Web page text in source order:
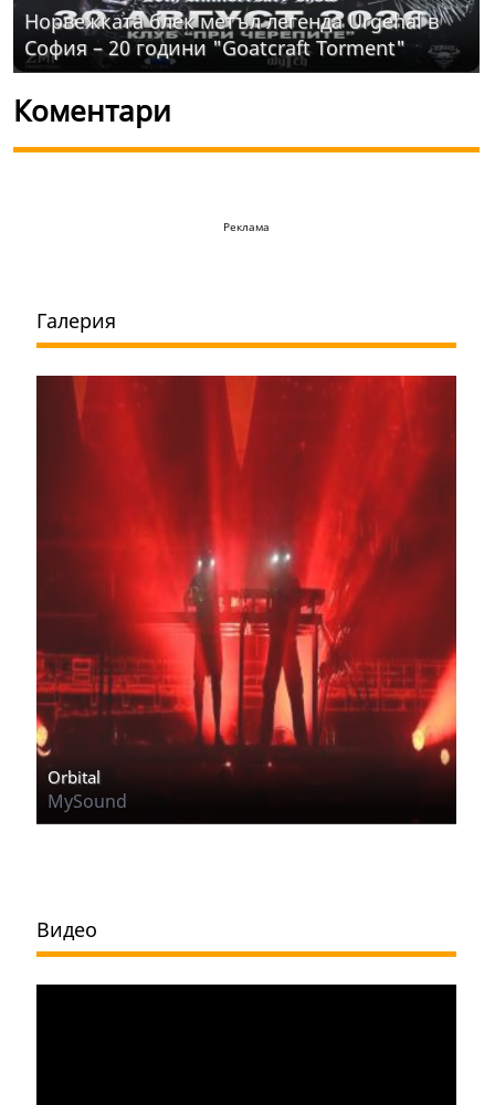
Норвежката блек метъл легенда Urgehal в
София – 20 години "Goatcraft Torment"
Коментари
Реклама
Галерия
Orbital
MySound
Видео